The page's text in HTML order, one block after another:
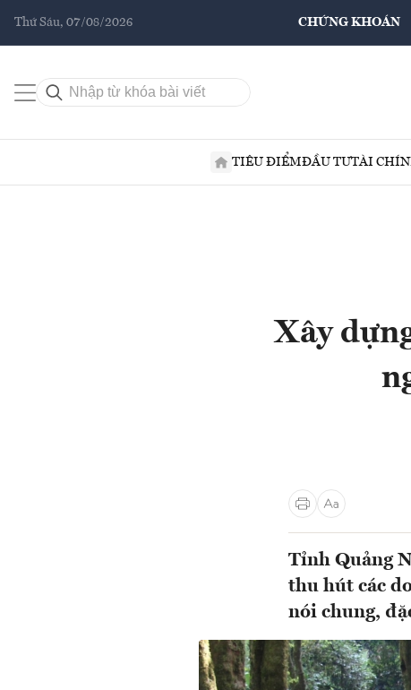
Thứ Sáu, 07/08/2026 CHỨNG KHOÁN
TIÊU ĐIỂMĐẦU TƯTÀI
Xây
Tỉnh Quảng
thu hút các
nói chung,